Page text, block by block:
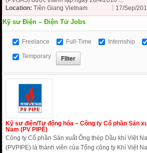
Location: Tiền Giang Vietnam 17/Sep/
Kỹ sư Điện – Điện Tử Jobs
Freelance Full-Time Internship
Temporary
Kỹ sư điện/Tự động hóa – Công ty Cổ phần Sản
Nam (PV PIPE)
Công ty Cổ phần Sản xuất Ống thép Dầu khí Việt
(PVPIPE) là thành viên của Tổng công ty Khí Việt